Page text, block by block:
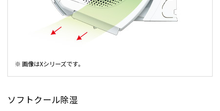
※ 画像はXシリーズです。
ソフトクール除湿